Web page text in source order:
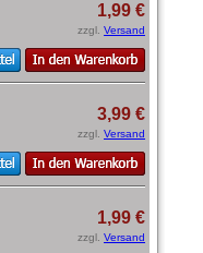
1,99 €
zzgl. Versand
3,99 €
zzgl. Versand
1,99 €
zzgl. Versand